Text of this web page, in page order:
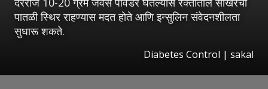
पातळी स्थिर राहण्यास मदत होते आणि इन्सुलिन संवेदनशीलता
सुधारू शकते.
Diabetes Control | sakal